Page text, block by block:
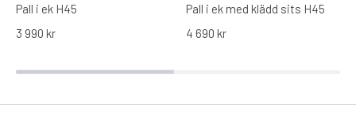
Pall i ek H45
3 990 kr
Pall i ek med klädd sits H45
4 690 kr